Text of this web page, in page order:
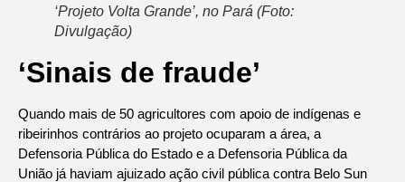
‘Projeto Volta Grande’, no Pará (Foto:
Divulgação)
‘Sinais de fraude’
Quando mais de 50 agricultores com apoio de indígenas e
ribeirinhos contrários ao projeto ocuparam a área, a
Defensoria Pública do Estado e a Defensoria Pública da
União já haviam ajuizado ação civil pública contra Belo Sun